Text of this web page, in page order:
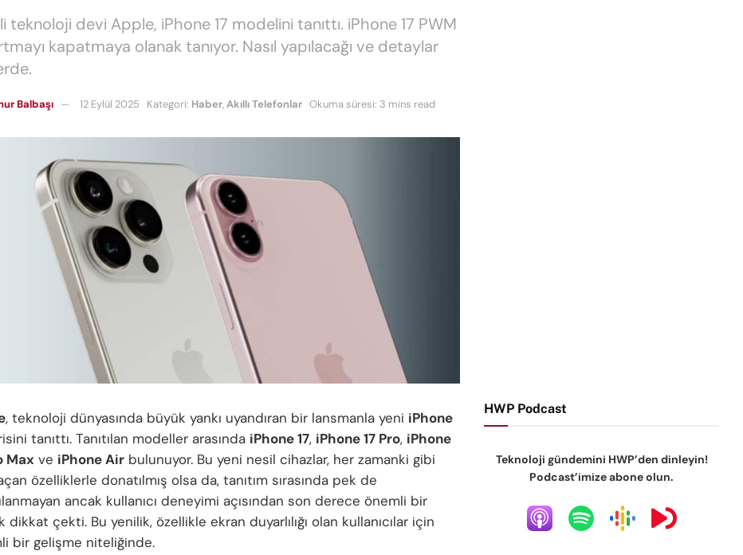
teknoloji devi Apple, iPhone 17 modelini tanıttı. iPhone 17 PWM
kapatmaya olanak tanıyor. Nasıl yapılacağı ve detaylar
Balbaşı 12 Eylül 2025 Kategori: Haber,Akıllı Telefonlar Okuma süresi: 3 mins read
, teknoloji dünyasında büyük yankı uyandıran bir lansmanla yeni iPhone
tanıttı. Tanıtılan modeller arasında iPhone 17, iPhone 17 Pro, iPhone
Max ve iPhone Air bulunuyor. Bu yeni nesil cihazlar, her zamanki gibi
özelliklerle donatılmış olsa da, tanıtım sırasında pek de
ancak kullanıcı deneyimi açısından son derece önemli bir
dikkat çekti. Bu yenilik, özellikle ekran duyarlılığı olan kullanıcılar için
bir gelişme niteliğinde.
HWP Podcast
Teknoloji gündemini HWP’den dinleyin!
Podcast’imize abone olun.